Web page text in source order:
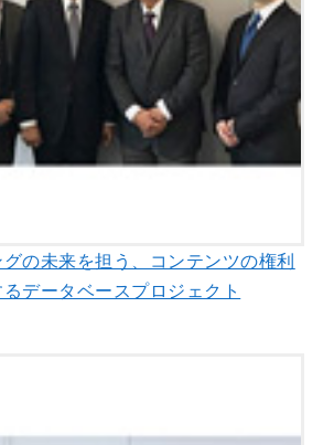
の未来を担う、コンテンツの権利
データベースプロジェクト